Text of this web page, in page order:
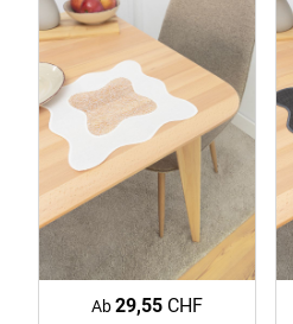
Ab29,55 CHF